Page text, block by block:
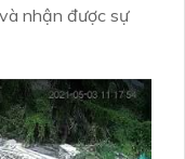
nhận được sự